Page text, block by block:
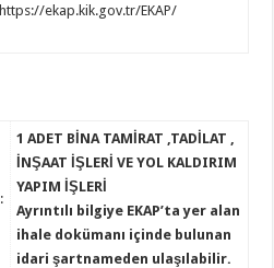
https://ekap.kik.gov.tr/EKAP/
:
1 ADET BİNA TAMİRAT ,TADİLAT ,
İNŞAAT İŞLERİ VE YOL KALDIRIM
YAPIM İŞLERİ
Ayrıntılı bilgiye EKAP’ta yer alan
ihale dokümanı içinde bulunan
idari şartnameden ulaşılabilir.